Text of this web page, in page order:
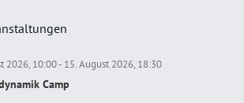
2026, 10:00- 15. August 2026, 18:30
Camp